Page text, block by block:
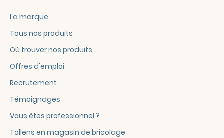
La marque
Tous nos produits
Où trouver nos produits
Offres d'emploi
Recrutement
Témoignages
Vous êtes professionnel ?
Tollens en magasin de bricolage